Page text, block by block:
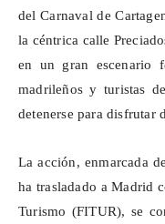
del Carnaval de
la céntrica calle
en un gran escenario
madrileños y turistas
detenerse para disfrutar
La acción, enmarcada
ha trasladado a Madrid
Turismo (FITUR), se